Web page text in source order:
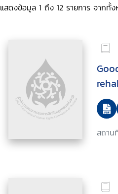
แสดงข้อมูล 1 ถึง 12 รายการ จากทั้
สถา